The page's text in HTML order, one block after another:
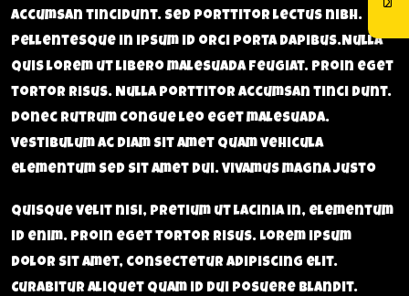
accumsan tincidunt. Sed porttitor lectus nibh.
Pellentesque in ipsum id orci porta dapibus.Nulla
quis lorem ut libero malesuada feugiat. Proin eget
tortor risus. Nulla porttitor accumsan tinci dunt.
Donec rutrum congue leo eget malesuada.
Vestibulum ac diam sit amet quam vehicula
elementum sed sit amet dui. Vivamus magna justo
Quisque velit nisi, pretium ut lacinia in, elementum
id enim. Proin eget tortor risus. Lorem ipsum
dolor sit amet, consectetur adipiscing elit.
Curabitur aliquet quam id dui posuere blandit.